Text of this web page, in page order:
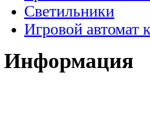
Светильники
Игровой автомат
Информация